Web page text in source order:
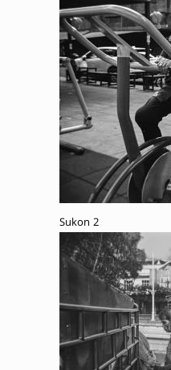
Sukon 2